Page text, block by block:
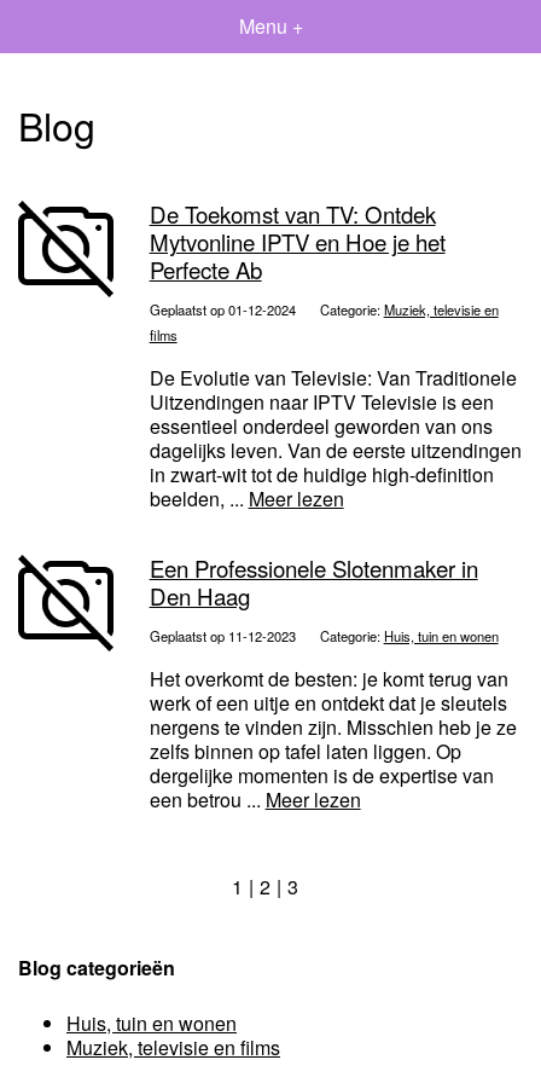
Menu +
Blog
De Toekomst van TV: Ontdek
Mytvonline IPTV en Hoe je het
Perfecte Ab
Geplaatst op 01-12-2024 Categorie:Muziek, televisie en
films
De Evolutie van Televisie: Van Traditionele
Uitzendingen naar IPTV Televisie is een
essentieel onderdeel geworden van ons
dagelijks leven. Van de eerste uitzendingen
in zwart-wit tot de huidige high-definition
beelden, ... Meer lezen
Een Professionele Slotenmaker in
Den Haag
Geplaatst op 11-12-2023 Categorie: Huis, tuin en wonen
Het overkomt de besten: je komt terug van
werk of een uitje en ontdekt dat je sleutels
nergens te vinden zijn. Misschien heb je ze
zelfs binnen op tafel laten liggen. Op
dergelijke momenten is de expertise van
een betrou ... Meer lezen
1 2 3
Blog categorieën
Huis, tuin en wonen
Muziek, televisie en films